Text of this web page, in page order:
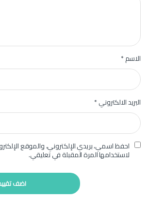
الاسم*
البريد الالكتروني*
احفظ اسمي، بريدي الإلكتروني، والموقع
لاستخدامها المرة المقبلة في تعليقي.